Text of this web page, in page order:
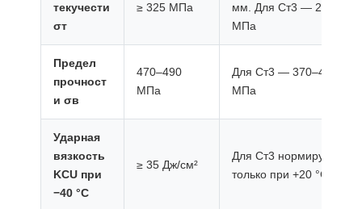
текучести
σт
≥ 325 МПа
мм. Для Ст3 — 245
МПа
Предел
прочност
и σв
470–490
МПа
Для Ст3 — 370–490
МПа
Ударная
вязкость
KCU при
−40 °C
≥ 35 Дж/см²
Для Ст3 нормируется
только при +20 °C